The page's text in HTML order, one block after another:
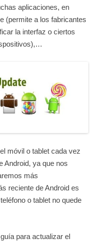
aplicaciones, en
(permite a los fabricantes
la interfaz o ciertos
móvil o tablet cada vez
Android, ya que nos
más
reciente de Android es
o tablet no quede
para actualizar el